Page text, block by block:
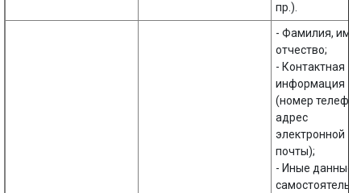
пр.).
- Фамилия, имя,
отчество;
- Контактная
информация
(номер
адрес
электронной
почты);
- Иные данные,